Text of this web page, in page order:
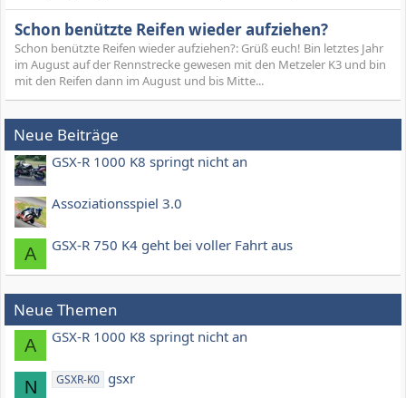
Schon benützte Reifen wieder aufziehen?
Schon benützte Reifen wieder aufziehen?: Grüß euch! Bin letztes Jahr
im August auf der Rennstrecke gewesen mit den Metzeler K3 und bin
mit den Reifen dann im August und bis Mitte...
Neue Beiträge
GSX-R 1000 K8 springt nicht an
Assoziationsspiel 3.0
A GSX-R 750 K4 geht bei voller Fahrt aus
Neue Themen
A GSX-R 1000 K8 springt nicht an
N GSXR-K0 gsxr